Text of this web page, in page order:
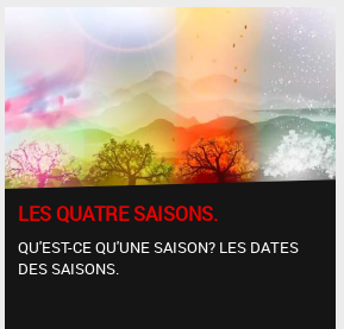
LES QUATRE SAISONS.
QU'EST-CE QU'UNE SAISON? LES DATES
DES SAISONS.